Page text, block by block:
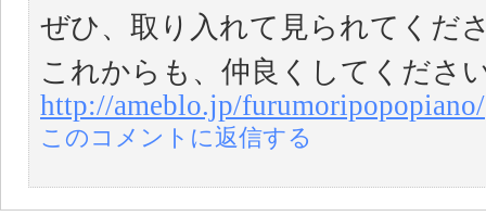
ぜひ、取り入れて見られてくだ
これからも、仲良くしてくださ
http://ameblo.jp/furumoripopopiano/
このコメントに返信する